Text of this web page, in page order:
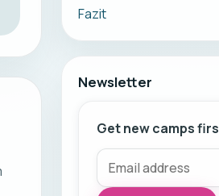
Fazit
Newsletter
Get new camps